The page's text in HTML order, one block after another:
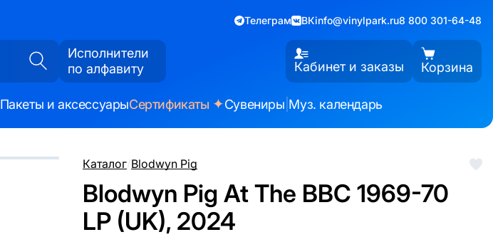
Телеграм ВКinfo@vinylpark.ru8 800 301-64-48
Исполнители
по алфавиту
Кабинет и заказы Корзина
Пакеты и аксессуарыСертификаты ✦Сувениры Муз. календарь
Каталог/Blodwyn Pig
Blodwyn Pig At The BBC 1969-70
LP (UK), 2024